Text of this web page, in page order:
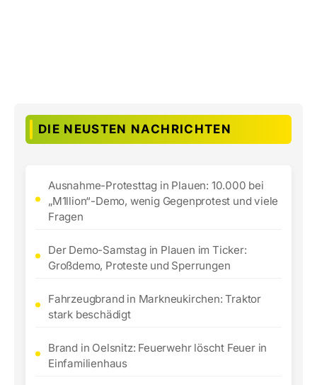
DIE NEUSTEN NACHRICHTEN
Ausnahme-Protesttag in Plauen: 10.000 bei
„M1llion“-Demo, wenig Gegenprotest und viele
Fragen
Der Demo-Samstag in Plauen im Ticker:
Großdemo, Proteste und Sperrungen
Fahrzeugbrand in Markneukirchen: Traktor
stark beschädigt
Brand in Oelsnitz: Feuerwehr löscht Feuer in
Einfamilienhaus